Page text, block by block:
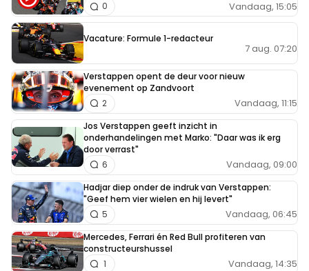
Vandaag, 15:05
0
Vacature: Formule 1-redacteur
7 aug. 07:20
Verstappen opent de deur voor nieuw
evenement op Zandvoort
Vandaag, 11:15
2
Jos Verstappen geeft inzicht in
onderhandelingen met Marko: "Daar was ik erg
door verrast"
Vandaag, 09:00
6
Hadjar diep onder de indruk van Verstappen:
"Geef hem vier wielen en hij levert"
Vandaag, 06:45
5
Mercedes, Ferrari én Red Bull profiteren van
constructeurshussel
Vandaag, 14:35
1